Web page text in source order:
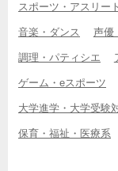
スポーツ・アスリート
音楽・ダンス 声優
調理・パティシエ
ゲーム・eスポーツ
大学進学・大学受験
保育・福祉・医療系